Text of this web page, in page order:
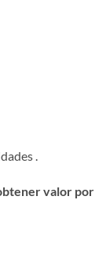
.
valor por